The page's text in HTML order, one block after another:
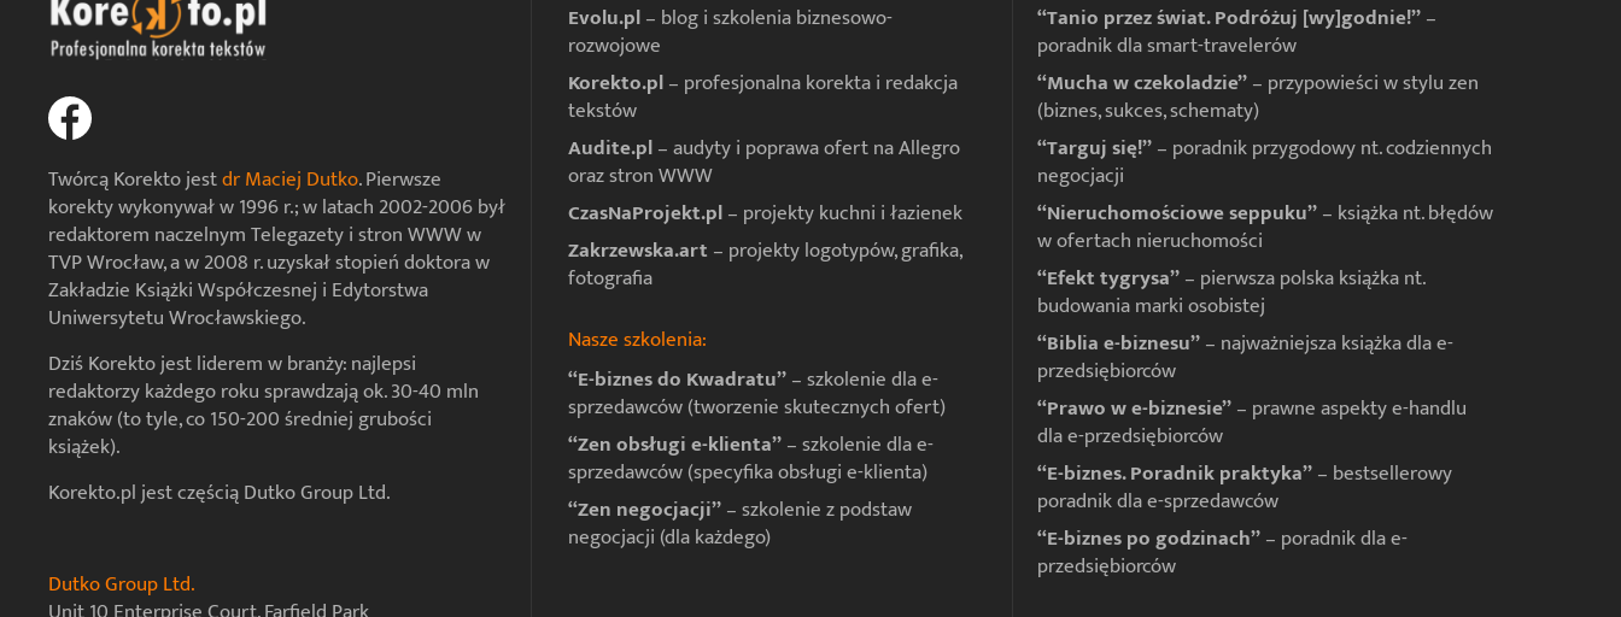
Twórcą Korekto jestdr Maciej Dutko. Pierwsze
korekty wykonywał w 1996 r.; w latach 2002-2006 był
redaktorem naczelnym Telegazety i stron WWW w
TVP Wrocław, a w 2008 r. uzyskał stopień doktora w
Zakładzie Książki Współczesnej i Edytorstwa
Uniwersytetu Wrocławskiego.
Dziś Korekto jest liderem w branży: najlepsi
redaktorzy każdego roku sprawdzają ok. 30-40 mln
znaków (to tyle, co 150-200 średniej grubości
książek).
Korekto.pl jest częścią Dutko Group Ltd.
Dutko Group Ltd.
Evolu.pl– blog i szkolenia biznesowo-
rozwojowe
Korekto.pl– profesjonalna korekta i redakcja
tekstów
Audite.pl– audyty i poprawa ofert na Allegro
oraz stron WWW
CzasNaProjekt.pl– projekty kuchni i łazienek
Zakrzewska.art – projekty logotypów, grafika,
fotografia
Nasze szkolenia:
“E-biznes do Kwadratu”– szkolenie dla e-
sprzedawców (tworzenie skutecznych ofert)
“Zen obsługi e-klienta”– szkolenie dla e-
sprzedawców (specyfika obsługi e-klienta)
“Zen negocjacji”– szkolenie z podstaw
negocjacji (dla każdego)
“Tanio przez świat. Podróżuj [wy]godnie!”–
poradnik dla smart-travelerów
“Mucha w czekoladzie”– przypowieści w stylu zen
(biznes, sukces, schematy)
“Targuj się!”– poradnik przygodowy nt. codziennych
negocjacji
“Nieruchomościowe seppuku”– książka nt. błędów
w ofertach nieruchomości
“Efekt tygrysa”– pierwsza polska książka nt.
budowania marki osobistej
“Biblia e-biznesu”– najważniejsza książka dla e-
przedsiębiorców
“Prawo w e-biznesie”– prawne aspekty e-handlu
dla e-przedsiębiorców
“E-biznes. Poradnik praktyka”– bestsellerowy
poradnik dla e-sprzedawców
“E-biznes po godzinach”– poradnik dla e-
przedsiębiorców